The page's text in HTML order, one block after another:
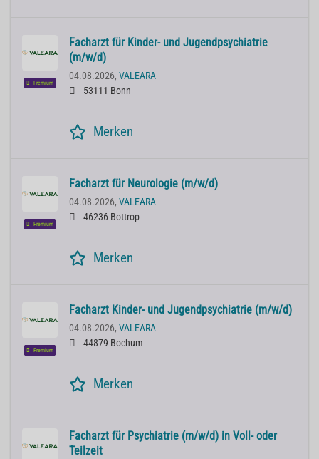
Premium
Facharzt für Kinder- und Jugendpsychiatrie
(m/w/d)
04.08.2026, VALEARA
53111 Bonn
Merken
Premium
Facharzt für Neurologie (m/w/d)
04.08.2026, VALEARA
46236 Bottrop
Merken
Premium
Facharzt Kinder- und Jugendpsychiatrie (m/w/d)
04.08.2026, VALEARA
44879 Bochum
Merken
Facharzt für Psychiatrie (m/w/d) in Voll- oder
Teilzeit